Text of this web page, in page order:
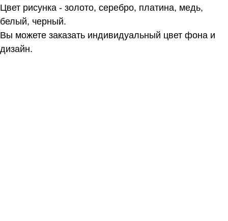
Цвет рисунка - золото, серебро, платина, медь,
белый, черный.
Вы можете заказать индивидуальный цвет фона и
дизайн.